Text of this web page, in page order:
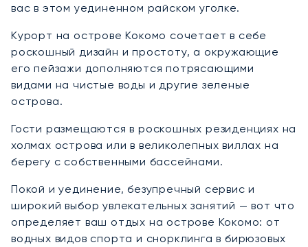
вас в этом уединенном райском уголке.
Курорт на острове Кокомо сочетает в себе
роскошный дизайн и простоту, а окружающие
его пейзажи дополняются потрясающими
видами на чистые воды и другие зеленые
острова.
Гости размещаются в роскошных резиденциях на
холмах острова или в великолепных виллах на
берегу с собственными бассейнами.
Покой и уединение, безупречный сервис и
широкий выбор увлекательных занятий — вот что
определяет ваш отдых на острове Кокомо: от
водных видов спорта и снорклинга в бирюзовых